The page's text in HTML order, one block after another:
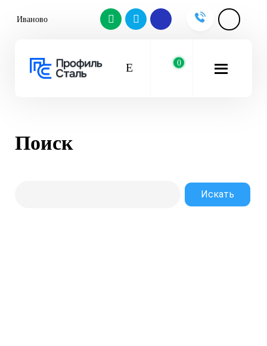
Иваново
0
Поиск